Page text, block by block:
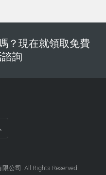
？現在就領取免費
諮詢
限公司 . All Rights Reserved.